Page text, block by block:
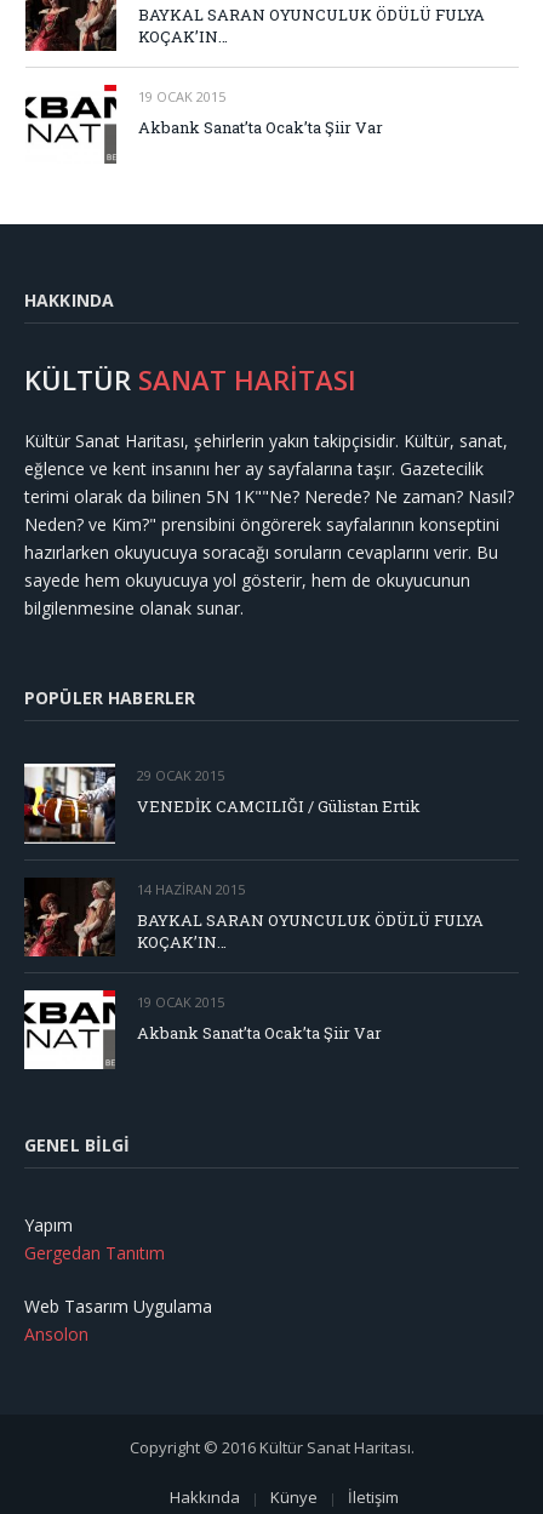
BAYKAL SARAN OYUNCULUK ÖDÜLÜ FULYA
KOÇAK’IN…
19 OCAK 2015
Akbank Sanat’ta Ocak’ta Şiir Var
HAKKINDA
KÜLTÜR SANAT HARİTASI
Kültür Sanat Haritası, şehirlerin yakın takipçisidir. Kültür, sanat,
eğlence ve kent insanını her ay sayfalarına taşır. Gazetecilik
terimi olarak da bilinen 5N 1K""Ne? Nerede? Ne zaman? Nasıl?
Neden? ve Kim?" prensibini öngörerek sayfalarının konseptini
hazırlarken okuyucuya soracağı soruların cevaplarını verir. Bu
sayede hem okuyucuya yol gösterir, hem de okuyucunun
bilgilenmesine olanak sunar.
POPÜLER HABERLER
29 OCAK 2015
VENEDİK CAMCILIĞI / Gülistan Ertik
14 HAZIRAN 2015
BAYKAL SARAN OYUNCULUK ÖDÜLÜ FULYA
KOÇAK’IN…
19 OCAK 2015
Akbank Sanat’ta Ocak’ta Şiir Var
GENEL BILGI
Yapım
Gergedan Tanıtım
Web Tasarım Uygulama
Ansolon
Copyright © 2016 Kültür Sanat Haritası.
Hakkında Künye İletişim